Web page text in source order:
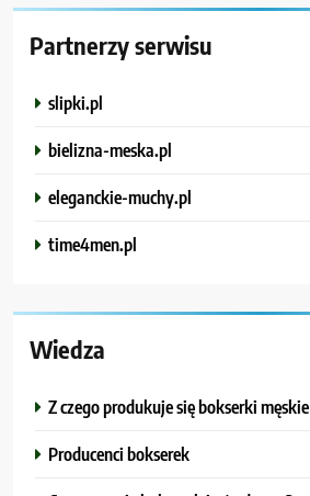
Partnerzy serwisu
slipki.pl
bielizna-meska.pl
eleganckie-muchy.pl
time4men.pl
Wiedza
Z czego produkuje się bokserki męskie
Producenci bokserek